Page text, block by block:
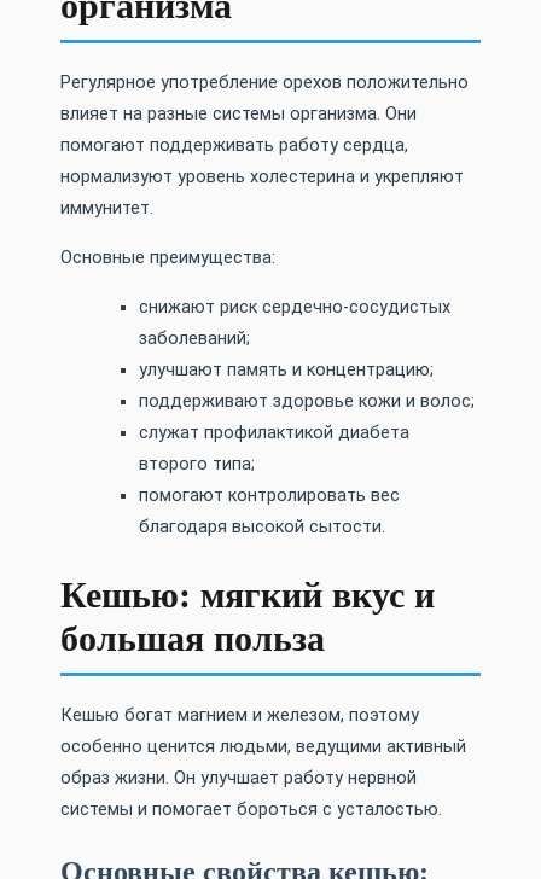
Регулярное употребление орехов положительно
влияет на разные системы организма. Они
помогают поддерживать работу сердца,
нормализуют уровень холестерина и укрепляют
иммунитет.
Основные преимущества:
снижают риск сердечно-сосудистых
заболеваний;
улучшают память и концентрацию;
поддерживают здоровье кожи и волос;
служат профилактикой диабета
второго типа;
помогают контролировать вес
благодаря высокой сытости.
Кешью: мягкий вкус и
большая польза
Кешью богат магнием и железом, поэтому
особенно ценится людьми, ведущими активный
образ жизни. Он улучшает работу нервной
системы и помогает бороться с усталостью.
Основные свойства кешью: